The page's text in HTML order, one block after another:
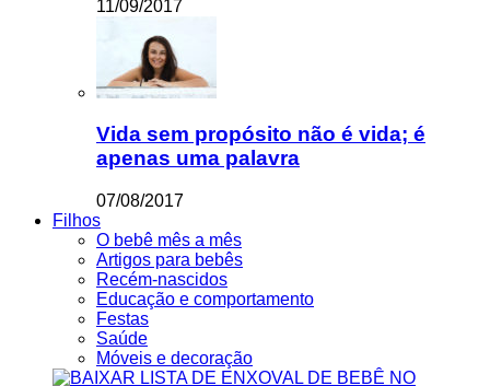
11/09/2017
Vida sem propósito não é vida; é
apenas uma palavra
07/08/2017
Filhos
O bebê mês a mês
Artigos para bebês
Recém-nascidos
Educação e comportamento
Festas
Saúde
Móveis e decoração